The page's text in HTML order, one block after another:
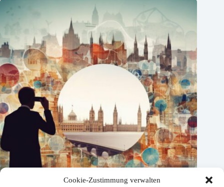
Cookie-Zustimmung verwalten